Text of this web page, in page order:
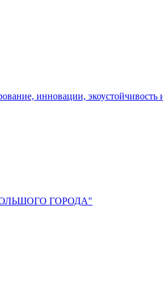
инновации, экоустойчивость
ГОРОДА"